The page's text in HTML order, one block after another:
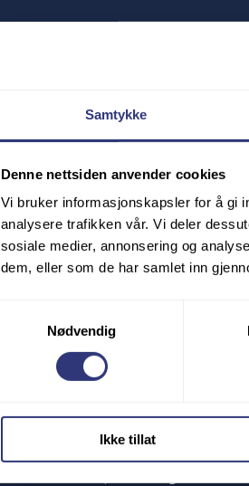
Samtykke
Denne nettsiden anvender cookies
Vi bruker informasjonskapsler for å gi
analysere trafikken vår. Vi deler
sosiale medier, annonsering og
dem, eller som de har samlet inn
Nødvendig
Ikke tillat
Tjenester
Dekktekniker
Akseltekniker
Hjulservice
Teknisk support
Renovering av felger
Seiping og pigging
Bærekraft